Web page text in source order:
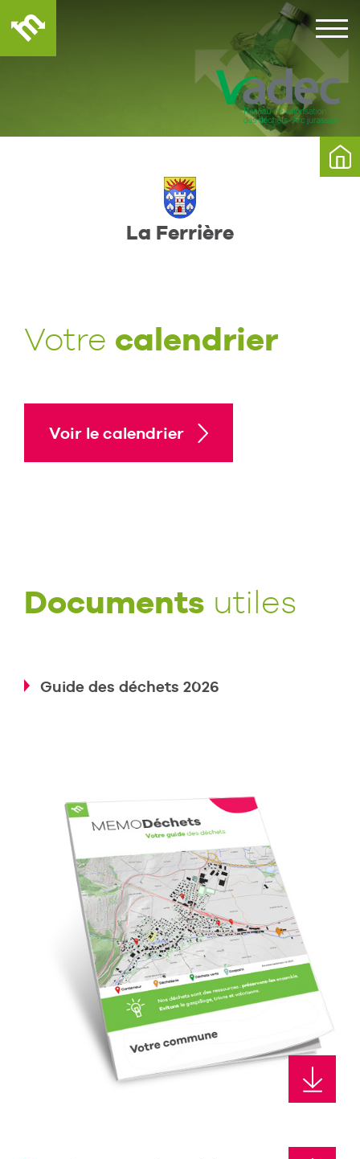
La Ferrière
Votre calendrier
Voir le calendrier
Documents utiles
Guide des déchets 2026